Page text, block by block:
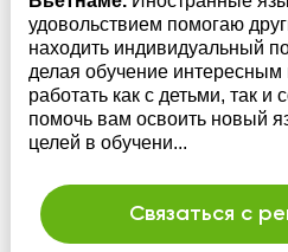
удовольствием помогаю
находить индивидуальный
делая обучение
работать как с детьми, так
помочь вам освоить новый
целей в обучени...
Связаться с